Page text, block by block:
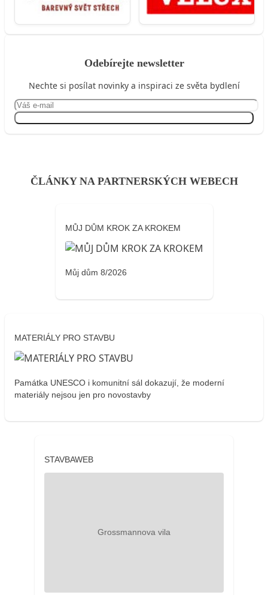
Odebírejte newsletter
Nechte si posílat novinky a inspiraci ze světa bydlení
ČLÁNKY NA PARTNERSKÝCH WEBECH
MŮJ DŮM KROK ZA KROKEM
Můj dům 8/2026
MATERIÁLY PRO STAVBU
Památka UNESCO i komunitní sál dokazují, že moderní
materiály nejsou jen pro novostavby
STAVBAWEB